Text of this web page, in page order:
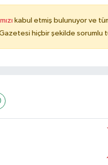
kabul etmiş bulunuyor ve
hiçbir şekilde sorumlu